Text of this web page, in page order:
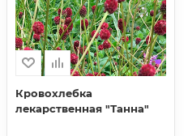
Кровохлебка
лекарственная "Танна"